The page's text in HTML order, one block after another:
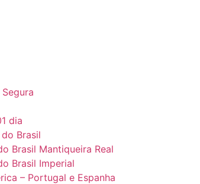
dia
Brasil
Brasil Mantiqueira Real
Brasil Imperial
– Portugal e Espanha